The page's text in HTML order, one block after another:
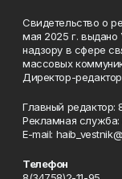
Свидетельство о
мая 2025 г.
надзору в сфере
массовых
Директор-
Главный редактор:
Рекламная
Е-mаil:
Телефон